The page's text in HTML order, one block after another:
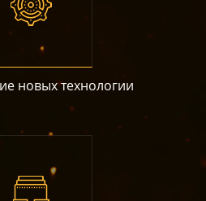
новых технологии